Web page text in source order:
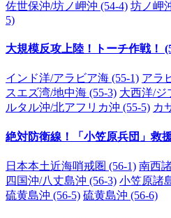
佐世保沖/坊ノ岬沖 (54-4) 坊ノ岬
5)
大規模反攻上陸！トーチ作戦！
インド洋/アラビア海 (55-1) アラ
スエズ湾/地中海 (55-3) 大西洋/ジ
ルタル沖/北アフリカ沖 (55-5) カ
絶対防衛線！「小笠原兵団」救
日本本土近海哨戒圏 (56-1) 南西
四国沖/八丈島沖 (56-3) 小笠原諸
硫黄島沖 (56-5) 硫黄島沖 (56-6)